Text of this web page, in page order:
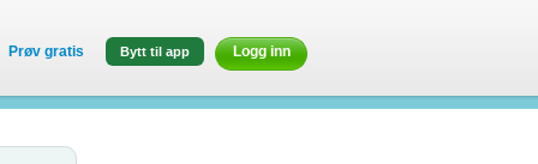
Prøv gratis Bytt til app Logg inn